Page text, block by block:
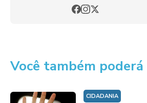
Você também
CIDADANIA